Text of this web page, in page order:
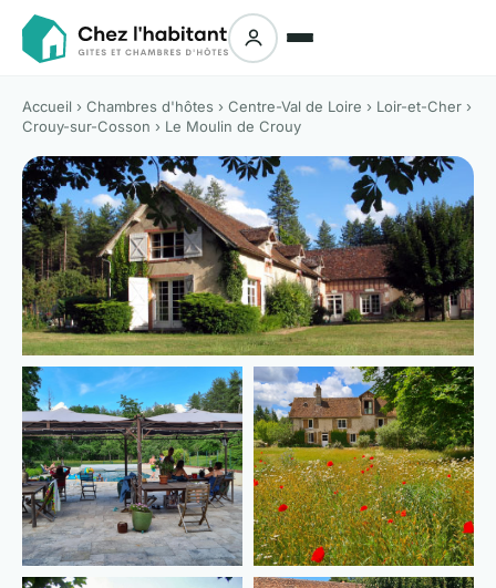
Accueil › Chambres d'hôtes › Centre-Val de Loire › Loir-et-Cher ›
Crouy-sur-Cosson › Le Moulin de Crouy